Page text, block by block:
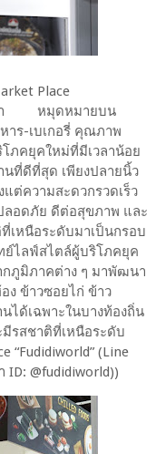
Place
ฒนา หมุดหมายบน
าร-เบเกอรี่ คุณภาพ
ภคยุคใหม่ที่มีเวลาน้อย
ที่ดีที่สุด เพียงปลายนิ้ว
ต่ความสะดวกรวดเร็ว
ลอดภัย ดีต่อสุขภาพ และ
เหนือระดับมาเป็นกรอบ
ไลฟ์สไตล์ผู้บริโภคยุค
ภูมิภาคต่าง ๆ มาพัฒนา
ง ข้าวซอยไก่ ข้าว
ได้เฉพาะในบางท้องถิ่น
รสชาติที่เหนือระดับ
“Fudidiworld” (Line
ID: @fudidiworld))